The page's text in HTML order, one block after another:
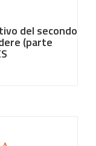
del secondo
(parte